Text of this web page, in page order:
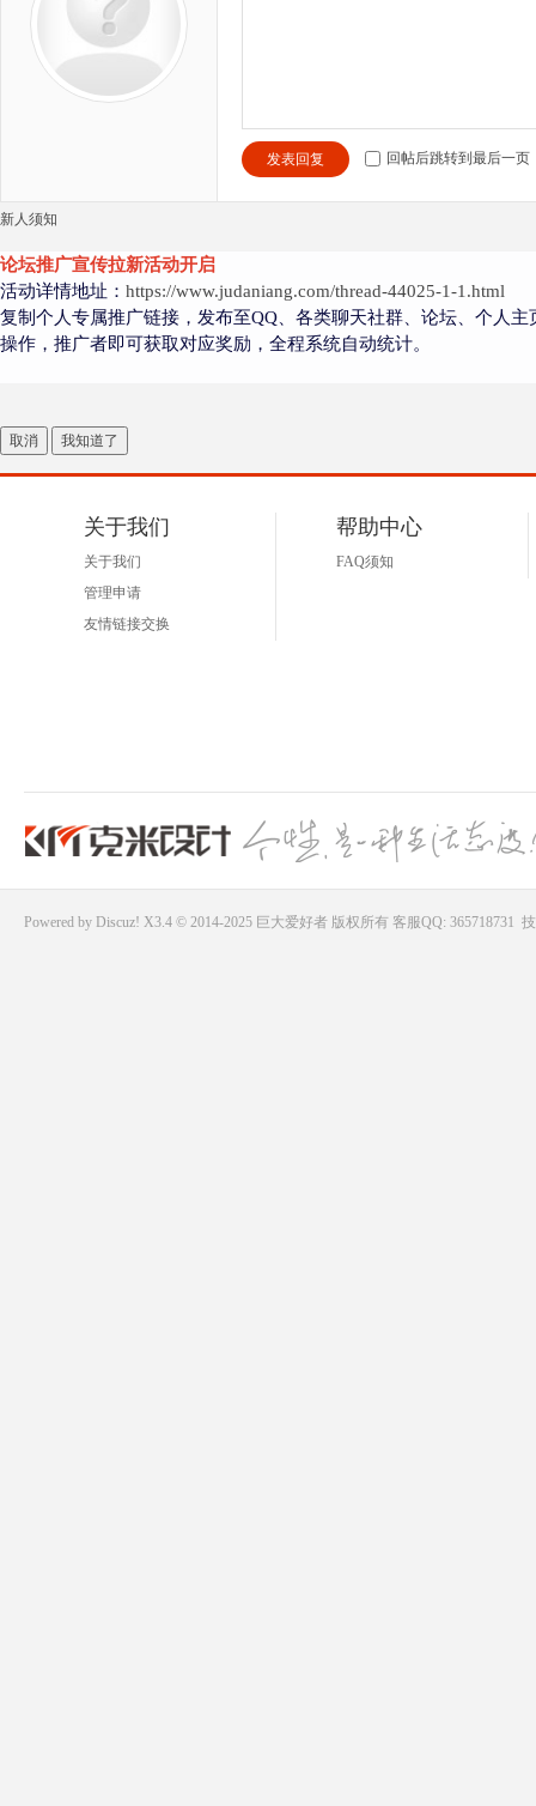
发表回复 回帖后跳转到最后一页
新人须知
论坛推广宣传拉新活动开启
活动详情地址： https://www.judaniang.com/thread-44025-1-1.html
复制个人专属推广链接，发布至QQ、各类聊天社群、论坛、个人
操作，推广者即可获取对应奖励，全程系统自动统计。
取消 我知道了
关于我们
关于我们
管理申请
友情链接交换
帮助中心
FAQ须知
Powered by Discuz! X3.4 © 2014-2025 巨大爱好者版权所有 客服QQ: 365718731